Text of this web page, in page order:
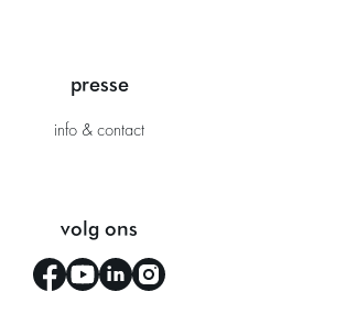
presse
info & contact
volg ons